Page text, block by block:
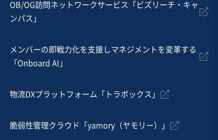
OB/OG訪問ネットワークサービス「ビズリーチ・キャ
ンパス」
メンバーの即戦力化を支援しマネジメントを変革する
「Onboard AI」
物流DXプラットフォーム「トラボックス」
脆弱性管理クラウド「yamory（ヤモリー）」